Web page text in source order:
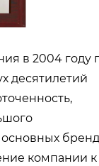
в 2004 году
десятилетий
компании к